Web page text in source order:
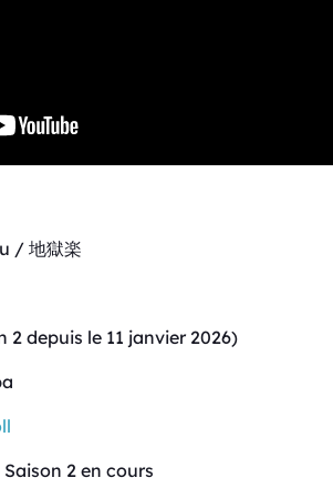
/ 地獄楽
2 depuis le 11 janvier 2026)
2 en cours